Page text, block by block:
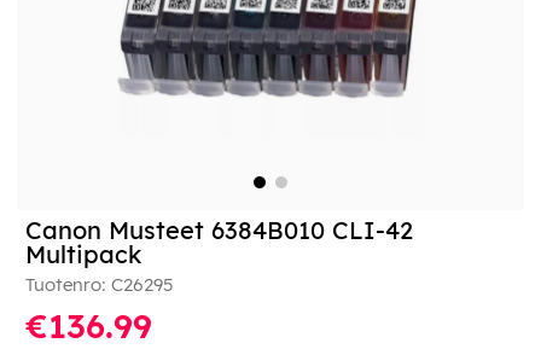
Canon Musteet 6384B010 CLI-42
Multipack
Tuotenro: C26295
€136.99